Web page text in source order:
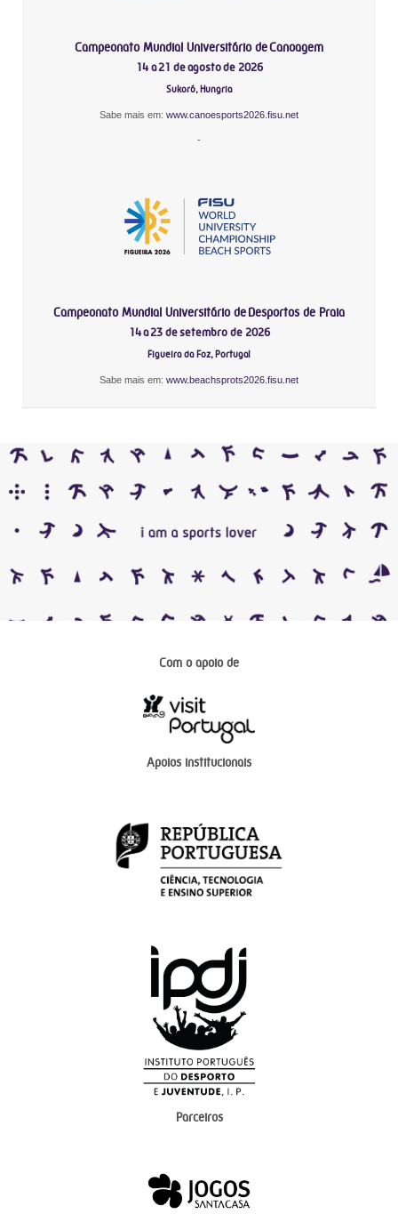
Campeonato Mundial Universitário de Canoagem
14 a 21 de agosto de 2026
Sukoró, Hungria
Sabe mais em: www.canoesports2026.fisu.net
-
Campeonato Mundial Universitário de Desportos de Praia
14 a 23 de setembro de 2026
Figueira da Foz, Portugal
Sabe mais em: www.beachsprots2026.fisu.net
Com o apoio de
Apoios institucionais
Parceiros